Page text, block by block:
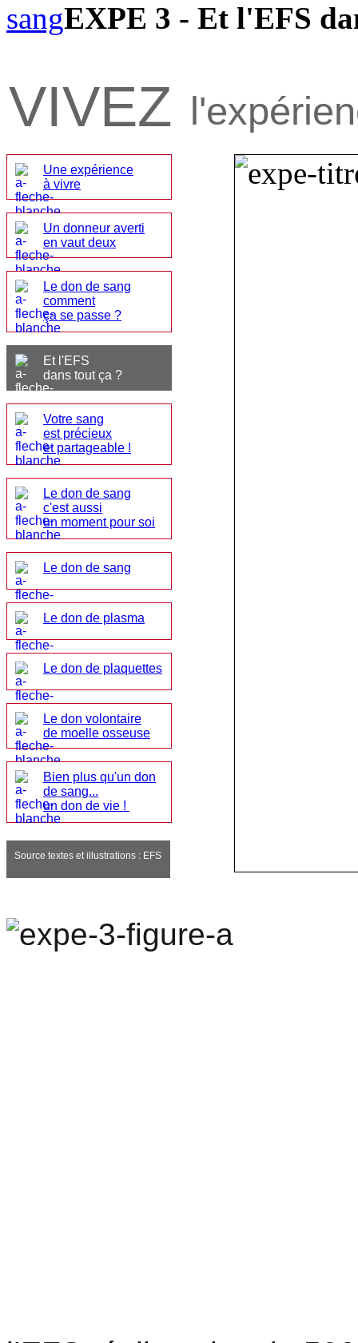
sangEXPE 3 - Et l'EFS
VIVEZ
Une expérience
à vivre
Un donneur averti
en vaut deux
Le don de sang
comment
ça se passe ?
Et l'EFS
dans tout ça ?
Votre sang
est précieux
et partageable !
Le don de sang
c'est aussi
un moment pour soi
Le don de sang
Le don de plasma
Le don de plaquettes
Le don volontaire
de moelle osseuse
Bien plus qu'un don
de sang...
un don de vie !
Source textes et illustrations : EFS